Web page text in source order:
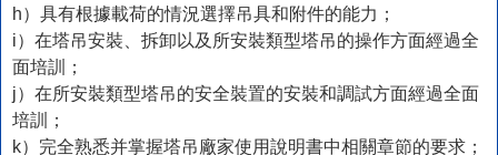
h）具有根據載荷的情況選擇吊具和附件的能力；
i）在塔吊安裝、拆卸以及所安裝類型塔吊的操作方面經過全
面培訓；
j）在所安裝類型塔吊的安全裝置的安裝和調試方面經過全面
培訓；
k）完全熟悉并掌握塔吊廠家使用說明書中相關章節的要求；